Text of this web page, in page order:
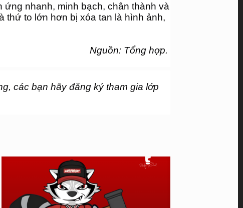
nhanh, minh bạch, chân thành và
thứ to lớn hơn bị xóa tan là hình ảnh,
Nguồn: Tổng hợp.
các bạn hãy đăng ký tham gia lớp